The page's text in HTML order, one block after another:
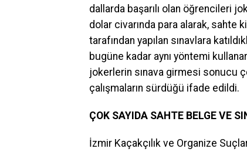
dallarda başarılı olan öğrencileri
dolar civarında para alarak, sahte
tarafından yapılan sınavlara
bugüne kadar aynı yöntemi
jokerlerin sınava girmesi sonucu
çalışmaların sürdüğü ifade edildi.
ÇOK SAYIDA SAHTE BELGE VE
İzmir Kaçakçılık ve Organize